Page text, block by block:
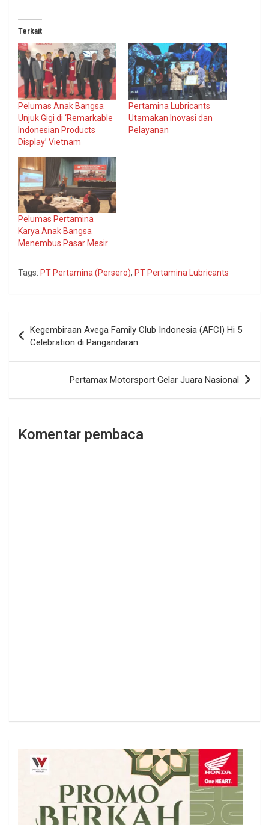
Terkait
Pelumas Anak Bangsa
Unjuk Gigi di ‘Remarkable
Indonesian Products
Display’ Vietnam
Pertamina Lubricants
Utamakan Inovasi dan
Pelayanan
Pelumas Pertamina
Karya Anak Bangsa
Menembus Pasar Mesir
Tags: PT Pertamina (Persero), PT Pertamina Lubricants
pos
Kegembiraan Avega Family Club Indonesia (AFCI) Hi 5
Celebration di Pangandaran
Pertamax Motorsport Gelar Juara Nasional
Komentar pembaca